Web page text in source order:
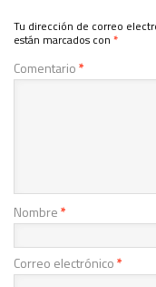
Tu dirección de correo
están marcados con *
Comentario*
Nombre*
Correo electrónico*